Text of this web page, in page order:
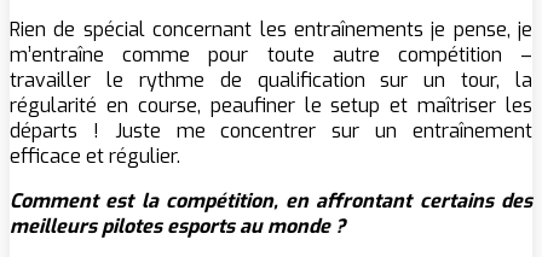
Rien de spécial concernant les entraînements je pense, je
m’entraîne comme pour toute autre compétition –
travailler le rythme de qualification sur un tour, la
régularité en course, peaufiner le setup et maîtriser les
départs ! Juste me concentrer sur un entraînement
efficace et régulier.
Comment est la compétition, en affrontant certains des
meilleurs pilotes esports au monde ?